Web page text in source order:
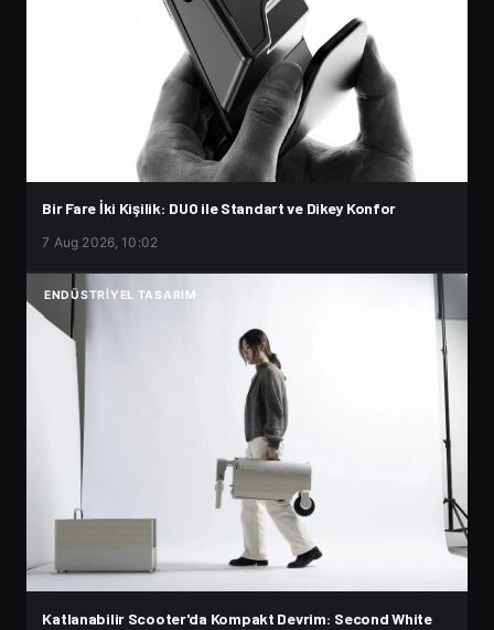
Bir Fare İki Kişilik: DUO ile Standart ve Dikey Konfor
7 Aug 2026, 10:02
ENDÜSTRIYEL TASARIM
Katlanabilir Scooter'da Kompakt Devrim: Second White